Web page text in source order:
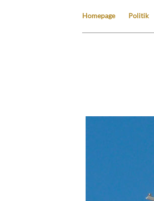
Homepage Politik